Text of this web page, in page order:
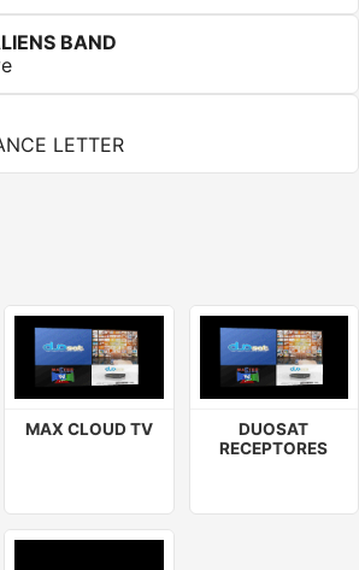
BAND
LETTER
MAX CLOUD TV
DUOSAT
RECEPTORES